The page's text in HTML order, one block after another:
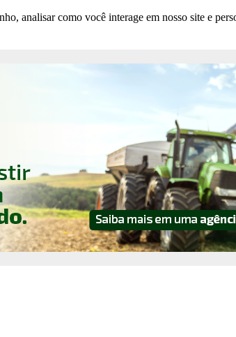
analisar como você interage em nosso site e